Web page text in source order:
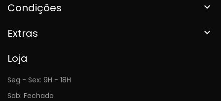
Condições 
Extras 
Loja
Seg - Sex: 9H - 18H
Sab: Fechado